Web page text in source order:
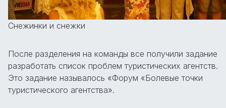
Снежинки и снежки
После разделения на команды все получили задание
разработать список проблем туристических агентств.
Это задание называлось «Форум «Болевые точки
туристического агентства».